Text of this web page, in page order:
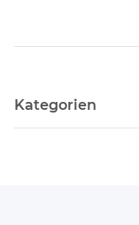
Kategorien